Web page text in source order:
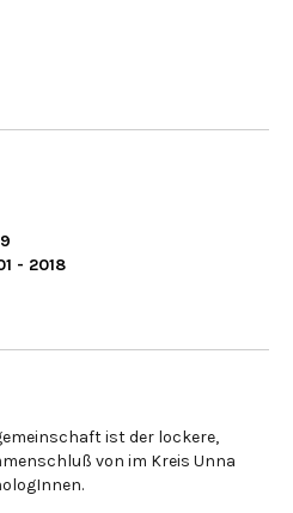
- 2018
ist der lockere,
von im Kreis Unna